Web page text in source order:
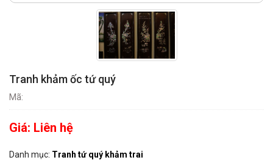
Tranh khảm ốc tứ quý
Mã:
Giá: Liên hệ
Danh mục: Tranh tứ quý khảm trai